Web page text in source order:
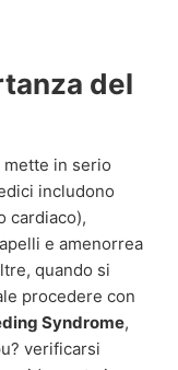
del
mette in serio
includono
cardiaco),
e amenorrea
quando si
procedere con
Syndrome,
verificarsi